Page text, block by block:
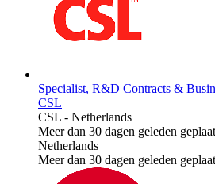
Specialist, R&D Contracts &
CSL
CSL - Netherlands
Meer dan 30 dagen geleden
Netherlands
Meer dan 30 dagen geleden